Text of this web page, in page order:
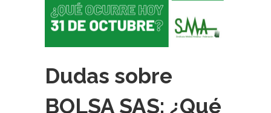
Dudas sobre
BOLSA SAS: ¿Qué